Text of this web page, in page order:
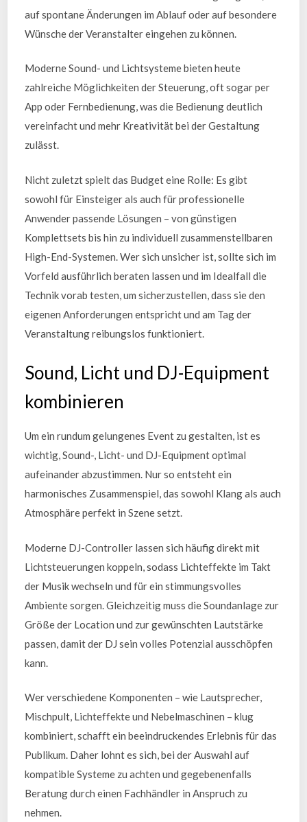
auf spontane Änderungen im Ablauf oder auf besondere
Wünsche der Veranstalter eingehen zu können.
Moderne Sound- und Lichtsysteme bieten heute
zahlreiche Möglichkeiten der Steuerung, oft sogar per
App oder Fernbedienung, was die Bedienung deutlich
vereinfacht und mehr Kreativität bei der Gestaltung
zulässt.
Nicht zuletzt spielt das Budget eine Rolle: Es gibt
sowohl für Einsteiger als auch für professionelle
Anwender passende Lösungen – von günstigen
Komplettsets bis hin zu individuell zusammenstellbaren
High-End-Systemen. Wer sich unsicher ist, sollte sich im
Vorfeld ausführlich beraten lassen und im Idealfall die
Technik vorab testen, um sicherzustellen, dass sie den
eigenen Anforderungen entspricht und am Tag der
Veranstaltung reibungslos funktioniert.
Sound, Licht und DJ-Equipment
kombinieren
Um ein rundum gelungenes Event zu gestalten, ist es
wichtig, Sound-, Licht- und DJ-Equipment optimal
aufeinander abzustimmen. Nur so entsteht ein
harmonisches Zusammenspiel, das sowohl Klang als auch
Atmosphäre perfekt in Szene setzt.
Moderne DJ-Controller lassen sich häufig direkt mit
Lichtsteuerungen koppeln, sodass Lichteffekte im Takt
der Musik wechseln und für ein stimmungsvolles
Ambiente sorgen. Gleichzeitig muss die Soundanlage zur
Größe der Location und zur gewünschten Lautstärke
passen, damit der DJ sein volles Potenzial ausschöpfen
kann.
Wer verschiedene Komponenten – wie Lautsprecher,
Mischpult, Lichteffekte und Nebelmaschinen – klug
kombiniert, schafft ein beeindruckendes Erlebnis für das
Publikum. Daher lohnt es sich, bei der Auswahl auf
kompatible Systeme zu achten und gegebenenfalls
Beratung durch einen Fachhändler in Anspruch zu
nehmen.